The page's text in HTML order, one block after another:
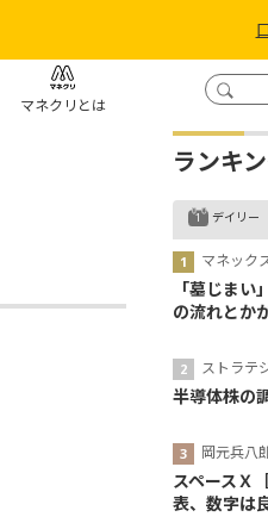
マネクリとは
ランキ
デイリー
マネック
「墓じま
の流れとか
ストラテ
半導体株の
岡元兵八
スペースＸ
表、数字は